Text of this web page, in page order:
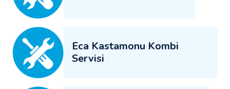
Eca Kastamonu Kombi
Servisi